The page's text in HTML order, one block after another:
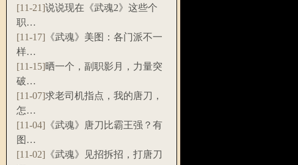
[11-21]说说现在《武魂2》这些个
职…
[11-17] 《武魂》美图：各门派不一
样…
[11-15]晒一个，副职影月，力量突
破…
[11-07]求老司机指点，我的唐刀，
怎…
[11-04] 《武魂》唐刀比霸王强？有
图…
[11-02] 《武魂》见招拆招，打唐刀